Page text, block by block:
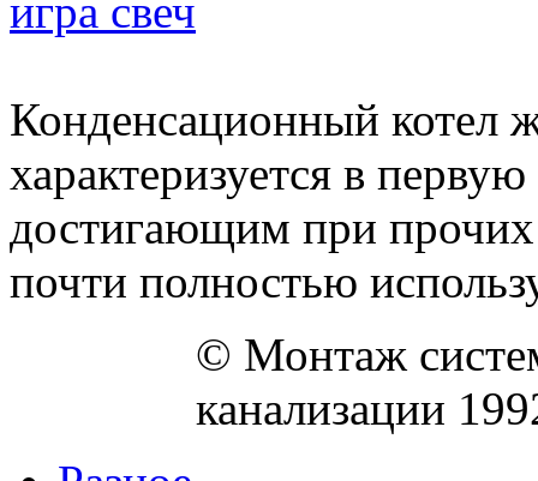
игра свеч
Конденсационный котел
характеризуется в
достигающим при
почти полностью
© Монтаж
канализации